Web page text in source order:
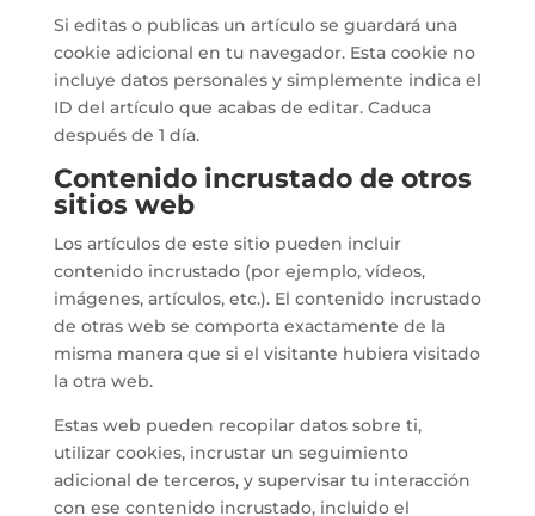
Si editas o publicas un artículo se guardará una
cookie adicional en tu navegador. Esta cookie no
incluye datos personales y simplemente indica el
ID del artículo que acabas de editar. Caduca
después de 1 día.
Contenido incrustado de otros
sitios web
Los artículos de este sitio pueden incluir
contenido incrustado (por ejemplo, vídeos,
imágenes, artículos, etc.). El contenido incrustado
de otras web se comporta exactamente de la
misma manera que si el visitante hubiera visitado
la otra web.
Estas web pueden recopilar datos sobre ti,
utilizar cookies, incrustar un seguimiento
adicional de terceros, y supervisar tu interacción
con ese contenido incrustado, incluido el